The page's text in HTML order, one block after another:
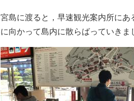
宮島に渡ると，早速観光案内所に
に向かって島内に散らばっていきま